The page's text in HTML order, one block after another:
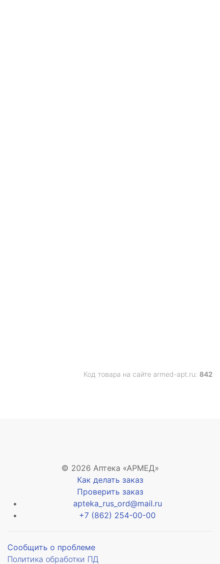
Код товара на сайте armed-apt.ru: 842
© 2026 Аптека «АРМЕД»
Как делать заказ
Проверить заказ
apteka_rus_ord@mail.ru
+7 (862) 254-00-00
Сообщить о проблеме
Политика обработки ПД